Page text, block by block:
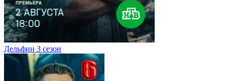
Дельфин 3 сезон